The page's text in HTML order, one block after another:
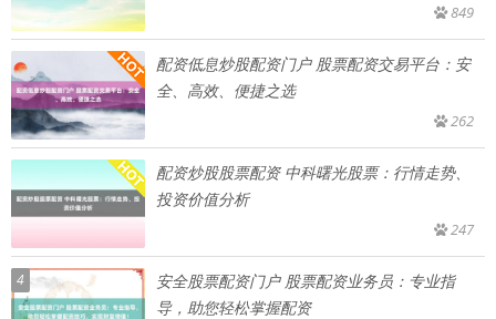
849
配资低息炒股配资门户 股票配资交易平台：安
全、高效、便捷之选
262
配资炒股股票配资 中科曙光股票：行情走势、
投资价值分析
247
4
安全股票配资门户 股票配资业务员：专业指
导，助您轻松掌握配资